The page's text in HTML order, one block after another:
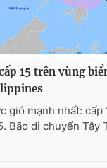
mọi hình thức nếu
rõ nguồn VTV.vn
15 trên vùng
gió mạnh nhất: cấp
Bão di chuyển Tây